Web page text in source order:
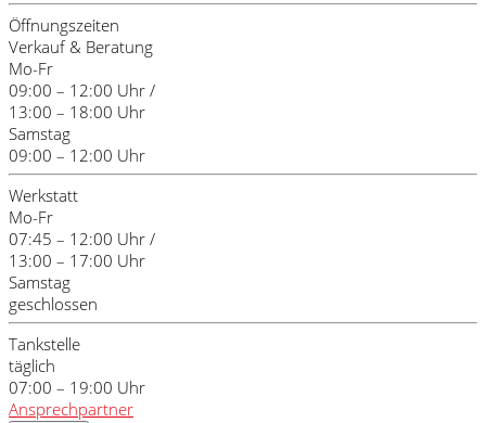
Öffnungszeiten
Verkauf & Beratung
Mo-Fr
09:00 – 12:00 Uhr /
13:00 – 18:00 Uhr
Samstag
09:00 – 12:00 Uhr
Werkstatt
Mo-Fr
07:45 – 12:00 Uhr /
13:00 – 17:00 Uhr
Samstag
geschlossen
Tankstelle
täglich
07:00 – 19:00 Uhr
Ansprechpartner